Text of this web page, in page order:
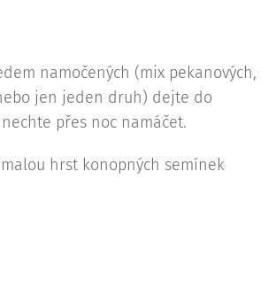
namočených (mix pekanových,
jen jeden druh) dejte do
přes noc namáčet.
hrst konopných semínek